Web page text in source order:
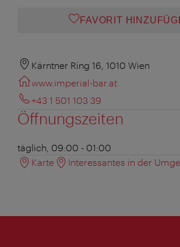
FAVORIT
Kärntner Ring 16, 1010 Wien
www.imperial-bar.at
+43 1 501 103 39
Öffnungszeiten
täglich, 09:00 - 01:00
Karte
Interessantes in der